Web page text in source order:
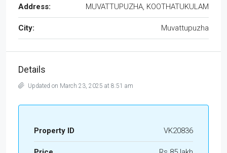
Address: MUVATTUPUZHA, KOOTHATUKULAM
City: Muvattupuzha
Details
Updated on March 23, 2025 at 8:51 am
Property ID VK20836